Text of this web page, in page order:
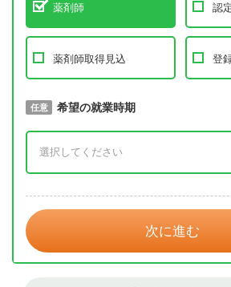
薬剤師 認
薬剤師取得見込 登
必須 取得予定年
任意 希望の就業時期
次に進む